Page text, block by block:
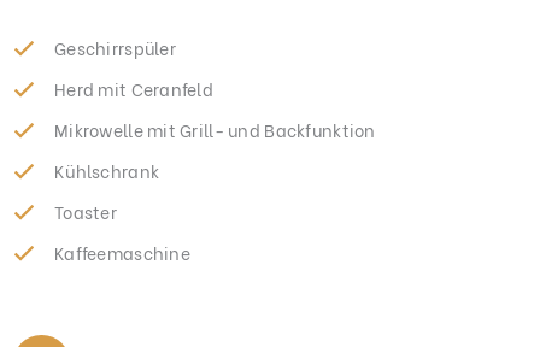
Geschirrspüler
Herd mit Ceranfeld
Mikrowelle mit Grill- und Backfunktion
Kühlschrank
Toaster
Kaffeemaschine